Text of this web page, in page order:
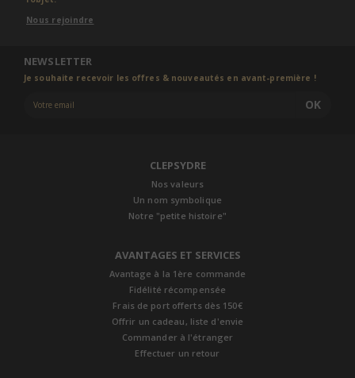
Nous rejoindre
NEWSLETTER
Je souhaite recevoir les offres & nouveautés en avant-première !
OK
CLEPSYDRE
Nos valeurs
Un nom symbolique
Notre "petite histoire"
AVANTAGES ET SERVICES
Avantage à la 1ère commande
Fidélité récompensée
Frais de port offerts dès 150€
Offrir un cadeau, liste d'envie
Commander à l'étranger
Effectuer un retour